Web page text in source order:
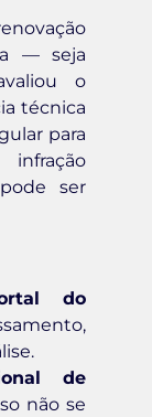
— seja
o
técnica
para
ser
do
de
não se